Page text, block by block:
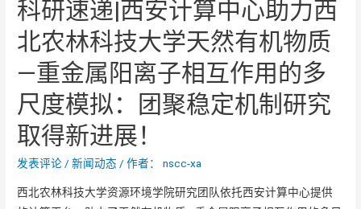
科研速递|西安计算中心助力西
北农林科技大学天然有机物质
—重金属阳离子相互作用的多
尺度模拟：团聚稳定机制研究
取得新进展！
发表评论/新闻动态 / 作者： nscc-xa
西北农林科技大学资源环境学院研究团队依托西安计算中心提供